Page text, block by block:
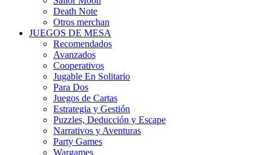
Death Note
Otros merchan
JUEGOS DE MESA
Recomendados
Avanzados
Cooperativos
Jugable En Solitario
Para Dos
Juegos de Cartas
Estrategia y Gestión
Puzzles, Deducción y Escape
Narrativos y Aventuras
Party Games
Wargames